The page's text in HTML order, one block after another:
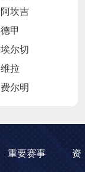
阿坎吉
德甲
埃尔切
维拉
费尔明
重要赛事 资